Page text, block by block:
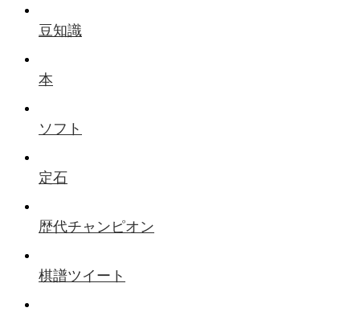
豆知識
本
ソフト
定石
歴代チャンピオン
棋譜ツイート